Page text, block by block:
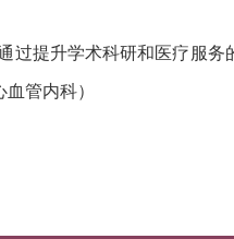
过提升学术科研和医疗服务
管内科）